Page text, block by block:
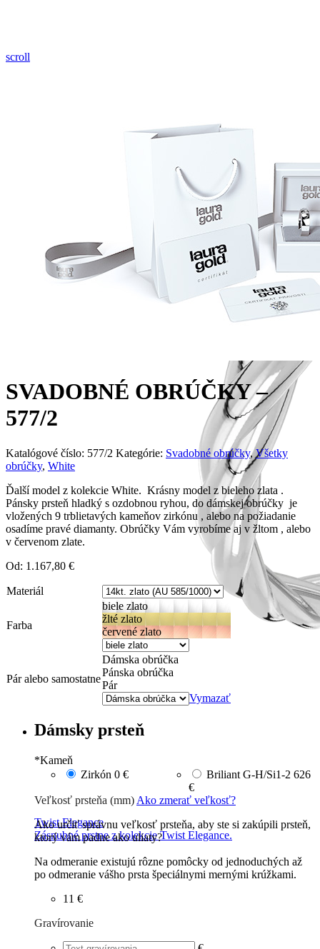
Twist Elegance
Zásnubné prstne z kolekcie Twist Elegance.
scroll
SVADOBNÉ OBRÚČKY –
577/2
Katalógové číslo: 577/2 Kategórie: Svadobné obrúčky, Všetky
obrúčky, White
Ďalší model z kolekcie White. Krásny model z bieleho zlata .
Pánsky prsteň hladký s ozdobnou ryhou, do dámskej obrúčky je
vložených 9 trblietavých kameňov zirkónu , alebo na požiadanie
osadíme pravé diamanty. Obrúčky Vám vyrobíme aj v žltom , alebo
v červenom zlate.
Od: 1.167,80 €
Materiál
Farba
biele zlato
žlté zlato
červené zlato
Pár alebo samostatne
Dámska obrúčka
Pánska obrúčka
Pár
Vymazať
Dámsky prsteň
*Kameň
Zirkón 0 € Briliant G-H/Si1-2 626
€
Veľkosť prsteňa (mm) Ako zmerať veľkosť?
Ako určiť správnu veľkosť prsteňa, aby ste si zakúpili prsteň,
ktorý vám padne ako uliaty?
Na odmeranie existujú rôzne pomôcky od jednoduchých až
po odmeranie vášho prsta špeciálnymi mernými krúžkami.
11 €
Gravírovanie